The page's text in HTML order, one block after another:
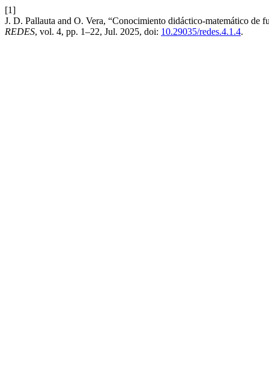
[1]
J. D. Pallauta and O. Vera, “Conocimiento didáctico-matemático de
REDES, vol. 4, pp. 1–22, Jul. 2025, doi: 10.29035/redes.4.1.4.